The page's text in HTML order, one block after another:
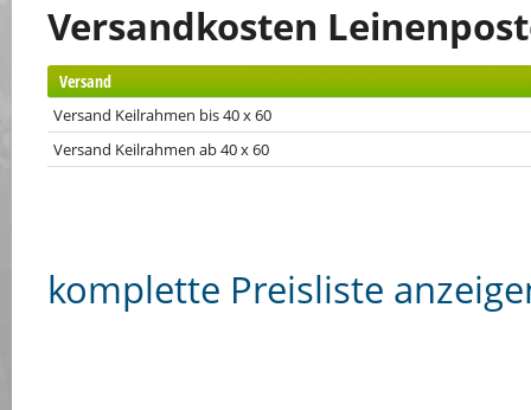
Versandkosten
Versand
Versand Keilrahmen bis 40 x 60
Versand Keilrahmen ab 40 x 60
komplette Preisliste